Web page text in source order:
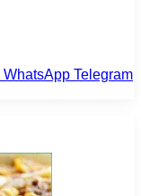
WhatsApp Telegram